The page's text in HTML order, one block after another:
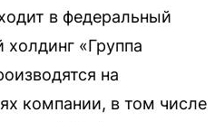
в федеральный
холдинг «Группа
на
компании, в том числе